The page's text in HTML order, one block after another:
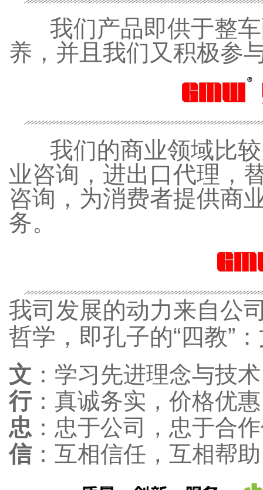
我们产品即供于整车
养，并且我们又积极参
我们的商业领域比较
业咨询，进出口代理，
咨询，为消费者提供商
务。
我司发展的动力来自公
哲学，即孔子的“四教”
文 ：学习先进理念与技
行：真诚务实，价格优
忠 ：忠于公司，忠于合
信：互相信任，互相帮